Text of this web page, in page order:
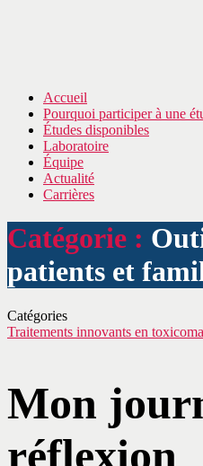
Accueil
Pourquoi participer à une
Études disponibles
Laboratoire
Équipe
Actualité
Carrières
Catégorie :
patients et
Catégories
Traitements innovants en
Mon
réflexion